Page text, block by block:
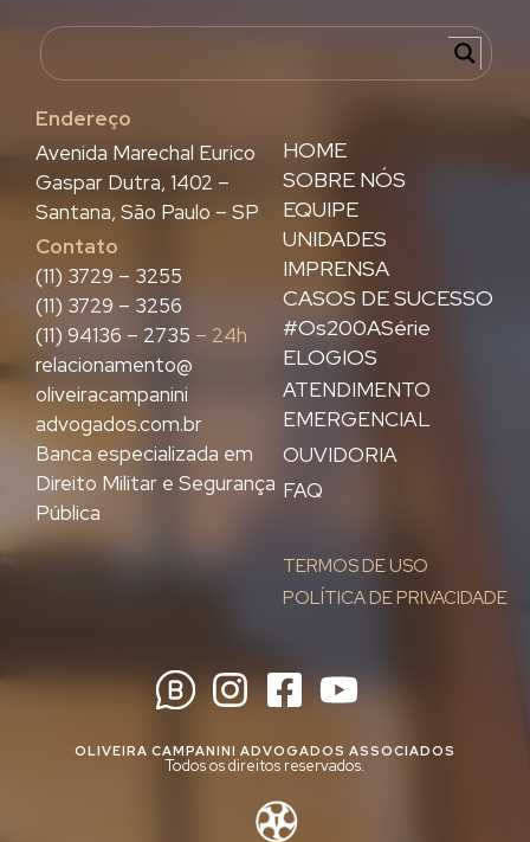
Endereço
HOME
SOBRE NÓS
EQUIPE
UNIDADES
IMPRENSA
CASOS DE SUCESSO
#Os200ASérie
ELOGIOS
ATENDIMENTO
EMERGENCIAL
OUVIDORIA
FAQ
TERMOS DE USO
POLÍTICA DE PRIVACIDADE
Avenida Marechal Eurico
Gaspar Dutra, 1402 –
Santana, São Paulo – SP
Contato
(11) 3729 – 3255
(11) 3729 – 3256
(11) 94136 – 2735 – 24h
relacionamento@
oliveiracampanini
advogados.com.br
Banca especializada em
Direito Militar e Segurança
Pública
OLIVEIRA CAMPANINI ADVOGADOS ASSOCIADOS
Todos os direitos reservados.